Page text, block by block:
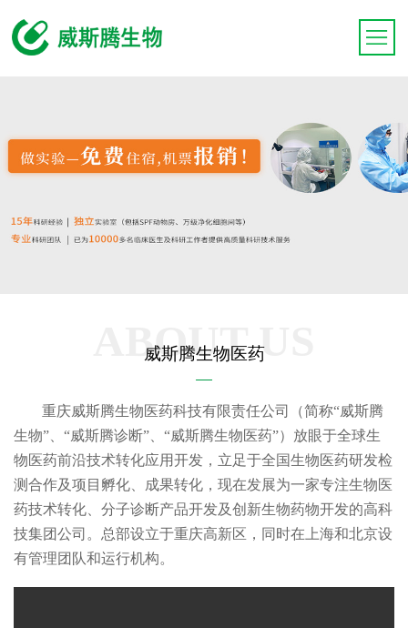
威斯腾生物医药
ABOUT US
重庆威斯腾生物医药科技有限责任公司（简称“威斯腾
生物”、“威斯腾诊断”、“威斯腾生物医药”）放眼于全球生
物医药前沿技术转化应用开发，立足于全国生物医药研发检
测合作及项目孵化、成果转化，现在发展为一家专注生物医
药技术转化、分子诊断产品开发及创新生物药物开发的高科
技集团公司。总部设立于重庆高新区，同时在上海和北京设
有管理团队和运行机构。